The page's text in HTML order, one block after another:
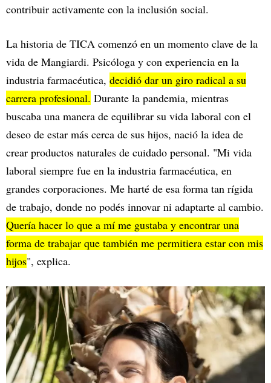
contribuir activamente con la inclusión social.
La historia de TICA comenzó en un momento clave de la
vida de Mangiardi. Psicóloga y con experiencia en la
industria farmacéutica, decidió dar un giro radical a su
carrera profesional. Durante la pandemia, mientras
buscaba una manera de equilibrar su vida laboral con el
deseo de estar más cerca de sus hijos, nació la idea de
crear productos naturales de cuidado personal. "Mi vida
laboral siempre fue en la industria farmacéutica, en
grandes corporaciones. Me harté de esa forma tan rígida
de trabajo, donde no podés innovar ni adaptarte al cambio.
Quería hacer lo que a mí me gustaba y encontrar una
forma de trabajar que también me permitiera estar con mis
hijos", explica.